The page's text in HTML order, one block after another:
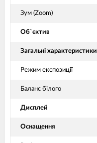
Зум (Zoom)
Об`єктив
Загальні характеристики
Режим експозиції
Баланс білого
Дисплей
Оснащення